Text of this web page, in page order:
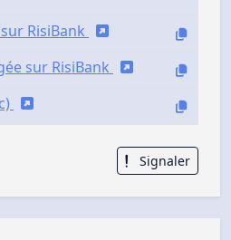
RisiBank
sur RisiBank
Signaler